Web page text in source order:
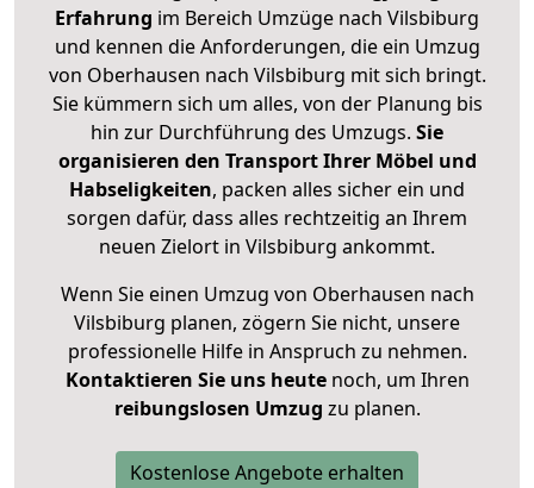
Erfahrung im Bereich Umzüge nach Vilsbiburg
und kennen die Anforderungen, die ein Umzug
von Oberhausen nach Vilsbiburg mit sich bringt.
Sie kümmern sich um alles, von der Planung bis
hin zur Durchführung des Umzugs. Sie
organisieren den Transport Ihrer Möbel und
Habseligkeiten, packen alles sicher ein und
sorgen dafür, dass alles rechtzeitig an Ihrem
neuen Zielort in Vilsbiburg ankommt.
Wenn Sie einen Umzug von Oberhausen nach
Vilsbiburg planen, zögern Sie nicht, unsere
professionelle Hilfe in Anspruch zu nehmen.
Kontaktieren Sie uns heutenoch, um Ihren
reibungslosen Umzug zu planen.
Kostenlose Angebote erhalten